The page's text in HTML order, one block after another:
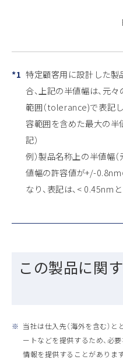
*1 特定顧客用に設計した
合、上記の半値幅は、元
範囲（tolerance)で表記
容範囲を含めた最大の半
記）
例）製品名称上の半値幅
値幅の許容値が+/-0.8nm
なり、表記は、< 0.45nm
この製品に関
※ 当社は仕入先（海外を含む）
ートなどを提供するため、必
情報を提供することがあります